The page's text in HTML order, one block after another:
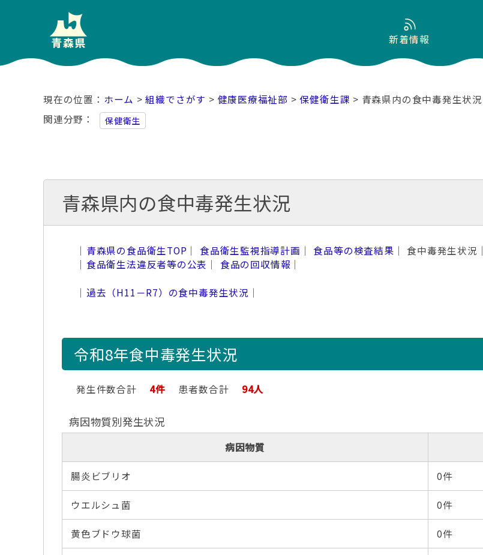
新着情報
ホーム >組織でさがす > 健康医療福祉部 >保健衛生課 > 青森県内の食中毒発生状況
関連分野
保健衛生
青森県内の食中毒発生状況
｜ 青森県の食品衛生TOP ｜ 食品衛生監視指導計画 ｜食品等の検査結果 ｜ 食中毒発生状況｜
｜ 食品衛生法違反者等の公表 ｜ 食品の回収情報 ｜
｜ 過去（H11－R7）の食中毒発生状況 ｜
令和8年食中毒発生状況
発生件数合計 4件 患者数合計 94人
病因物質別発生状況
病因物質
腸炎ビブリオ 0件
ウエルシュ菌 0件
黄色ブドウ球菌 0件